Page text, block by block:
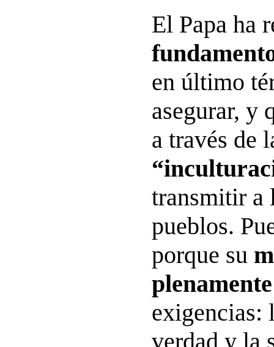
El Papa ha
en último
asegurar, y
a través de
transmitir a
pueblos.
porque su
plenamente
exigencias:
verdad y la